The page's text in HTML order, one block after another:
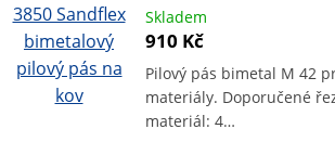
Skladem
910 Kč
Pilový pás bimetal M 42
materiály. Doporučené
materiál: 4…